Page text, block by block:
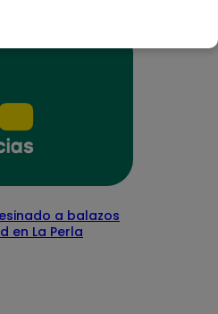
a balazos
en La Perla